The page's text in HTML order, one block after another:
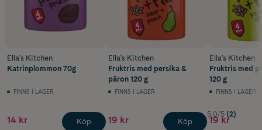
Ella's Kitchen
Katrinplommon 70g
FINNS I LAGER
14 kr Köp
Ella's Kitchen
Fruktris med persika &
päron 120 g
FINNS I LAGER
19 kr Köp
Ella's Kitchen
Fruktris med
120 g
FINNS I LAGER
5.0/5 (2)
19 kr